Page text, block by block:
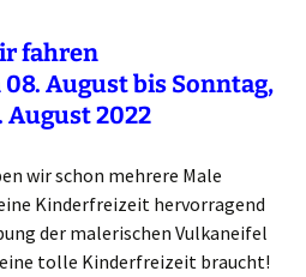
fahren
08. Augustbis Sonntag,
August2022
wir schon mehrere Male
Kinderfreizeit hervorragend
der malerischen Vulkaneifel
tolle Kinderfreizeit braucht!